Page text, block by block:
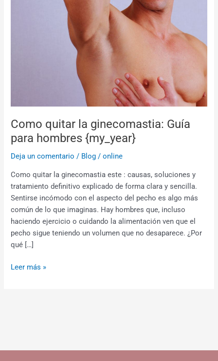
Como quitar la ginecomastia: Guía
para hombres {my_year}
Deja un comentario / Blog /online
Como quitar la ginecomastia este : causas, soluciones y
tratamiento definitivo explicado de forma clara y sencilla.
Sentirse incómodo con el aspecto del pecho es algo más
común de lo que imaginas. Hay hombres que, incluso
haciendo ejercicio o cuidando la alimentación ven que el
pecho sigue teniendo un volumen que no desaparece. ¿Por
qué […]
Leer más »